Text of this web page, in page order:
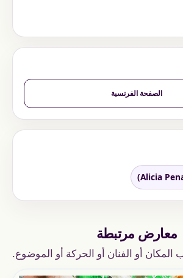
الصفحة الفرنسية
معارض مرتبطة
أو الفنان أو الحركة أو الموضوع.